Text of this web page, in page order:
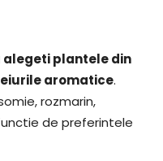
alegeti plantele din
aromatice.
rozmarin,
de preferintele